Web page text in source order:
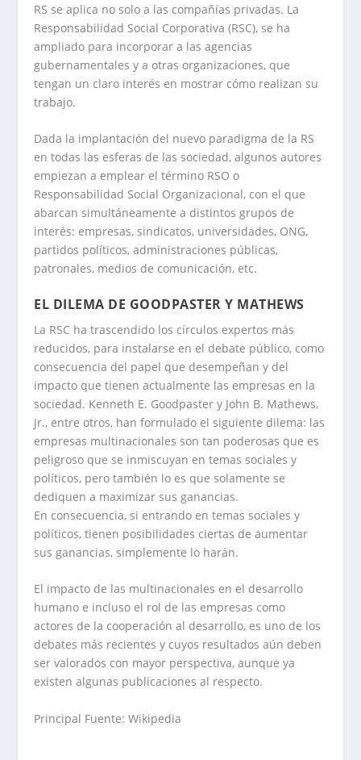
RS se aplica no solo a las compañías privadas. La
Responsabilidad Social Corporativa (RSC), se ha
ampliado para incorporar a las agencias
gubernamentales y a otras organizaciones, que
tengan un claro interés en mostrar cómo realizan su
trabajo.
Dada la implantación del nuevo paradigma de la RS
en todas las esferas de las sociedad, algunos autores
empiezan a emplear el término RSO o
Responsabilidad Social Organizacional, con el que
abarcan simultáneamente a distintos grupos de
interés: empresas, sindicatos, universidades, ONG,
partidos políticos, administraciones públicas,
patronales, medios de comunicación, etc.
EL DILEMA DE GOODPASTER Y MATHEWS
La RSC ha trascendido los círculos expertos más
reducidos, para instalarse en el debate público, como
consecuencia del papel que desempeñan y del
impacto que tienen actualmente las empresas en la
sociedad. Kenneth E. Goodpaster y John B. Mathews,
Jr., entre otros, han formulado el siguiente dilema: las
empresas multinacionales son tan poderosas que es
peligroso que se inmiscuyan en temas sociales y
políticos, pero también lo es que solamente se
dediquen a maximizar sus ganancias.
En consecuencia, si entrando en temas sociales y
políticos, tienen posibilidades ciertas de aumentar
sus ganancias, simplemente lo harán.
El impacto de las multinacionales en el desarrollo
humano e incluso el rol de las empresas como
actores de la cooperación al desarrollo, es uno de los
debates más recientes y cuyos resultados aún deben
ser valorados con mayor perspectiva, aunque ya
existen algunas publicaciones al respecto.
Principal Fuente: Wikipedia